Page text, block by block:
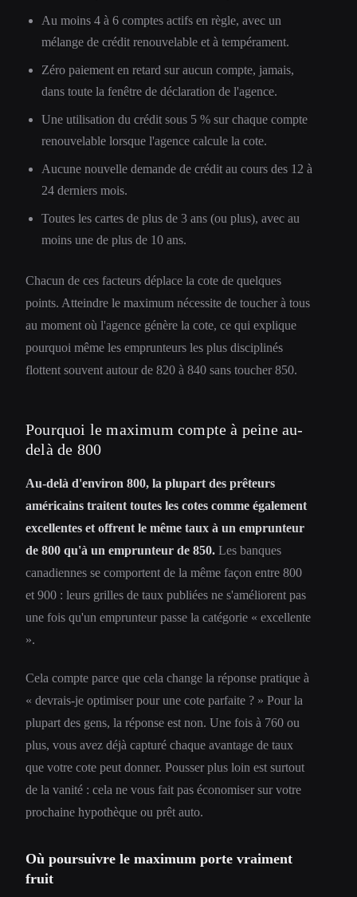
Au moins 4 à 6 comptes actifs en règle, avec un
mélange de crédit renouvelable et à tempérament.
Zéro paiement en retard sur aucun compte, jamais,
dans toute la fenêtre de déclaration de l'agence.
Une utilisation du crédit sous 5 % sur chaque compte
renouvelable lorsque l'agence calcule la cote.
Aucune nouvelle demande de crédit au cours des 12 à
24 derniers mois.
Toutes les cartes de plus de 3 ans (ou plus), avec au
moins une de plus de 10 ans.
Chacun de ces facteurs déplace la cote de quelques
points. Atteindre le maximum nécessite de toucher à tous
au moment où l'agence génère la cote, ce qui explique
pourquoi même les emprunteurs les plus disciplinés
flottent souvent autour de 820 à 840 sans toucher 850.
Pourquoi le maximum compte à peine au-
delà de 800
Au-delà d'environ 800, la plupart des prêteurs
américains traitent toutes les cotes comme également
excellentes et offrent le même taux à un emprunteur
de 800 qu'à un emprunteur de 850. Les banques
canadiennes se comportent de la même façon entre 800
et 900 : leurs grilles de taux publiées ne s'améliorent pas
une fois qu'un emprunteur passe la catégorie « excellente
».
Cela compte parce que cela change la réponse pratique à
« devrais-je optimiser pour une cote parfaite ? » Pour la
plupart des gens, la réponse est non. Une fois à 760 ou
plus, vous avez déjà capturé chaque avantage de taux
que votre cote peut donner. Pousser plus loin est surtout
de la vanité : cela ne vous fait pas économiser sur votre
prochaine hypothèque ou prêt auto.
Où poursuivre le maximum porte vraiment
fruit